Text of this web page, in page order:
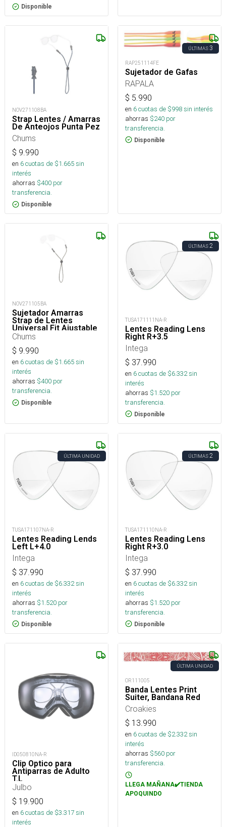
Disponible
NOV271108BA
Strap Lentes / Amarras
De Anteojos Punta Pez
Chums
$ 9.990
en 6cuotas de $1.665sin
interés
ahorras $400 por
transferencia.
Disponible
ÚLTIMAS3
RAP251114FE
Sujetador de Gafas
RAPALA
$ 5.990
en 6cuotas de $998sin interés
ahorras $240 por
transferencia.
Disponible
NOV271105BA
Sujetador Amarras
Strap de Lentes
Universal Fit Ajustable
Chums
$ 9.990
en 6cuotas de $1.665sin
interés
ahorras $400 por
transferencia.
Disponible
ÚLTIMAS2
TUSA171111NA-R
Lentes Reading Lens
Right R+3.5
Intega
$ 37.990
en 6cuotas de $6.332sin
interés
ahorras $1.520 por
transferencia.
Disponible
ÚLTIMA UNIDAD
TUSA171107NA-R
Lentes Reading Lends
Left L+4.0
Intega
$ 37.990
en 6cuotas de $6.332sin
interés
ahorras $1.520 por
transferencia.
Disponible
ÚLTIMAS2
TUSA171110NA-R
Lentes Reading Lens
Right R+3.0
Intega
$ 37.990
en 6cuotas de $6.332sin
interés
ahorras $1.520 por
transferencia.
Disponible
ID050810NA-R
Clip Optico para
Antiparras de Adulto
T.L
Julbo
$ 19.900
en 6cuotas de $3.317sin
interés
ÚLTIMA UNIDAD
OR111005
Banda Lentes Print
Suiter, Bandana Red
Croakies
$ 13.990
en 6cuotas de $2.332sin
interés
ahorras $560 por
transferencia.
LLEGA MAÑANA✔️TIENDA
APOQUINDO